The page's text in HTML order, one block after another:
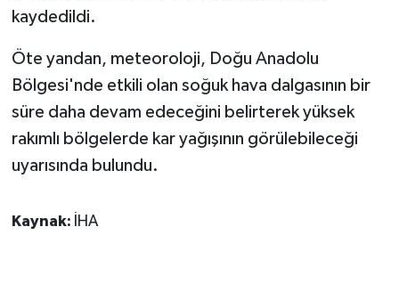
kaydedildi.
Öte yandan, meteoroloji, Doğu Anadolu
Bölgesi'nde etkili olan soğuk hava dalgasının bir
süre daha devam edeceğini belirterek yüksek
rakımlı bölgelerde kar yağışının görülebileceği
uyarısında bulundu.
Kaynak: İHA
TEKNOLOJİ
Turizm
ÜLKE GÜNDEMİ
YAŞAM